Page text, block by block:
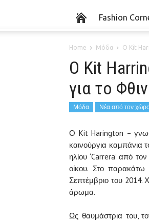
Fashion
Home Μόδα Ο Kit
Ο Kit
για το
Μόδα Νέα από τον
Ο Kit Harington –
καινούργια καμπάνια
ηλίου ‘Carrera’ από
οίκου. Στο παρακάτω
Σεπτέμβριο του 2014.
άρωμα.
Ως θαυμάστρια του,